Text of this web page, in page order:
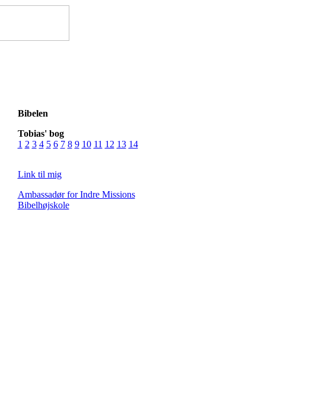
Bibelen
Tobias' bog
1 2 3 4 5 6 7 8 9 10 11 12 13 14
Link til mig
Ambassadør for Indre Missions
Bibelhøjskole